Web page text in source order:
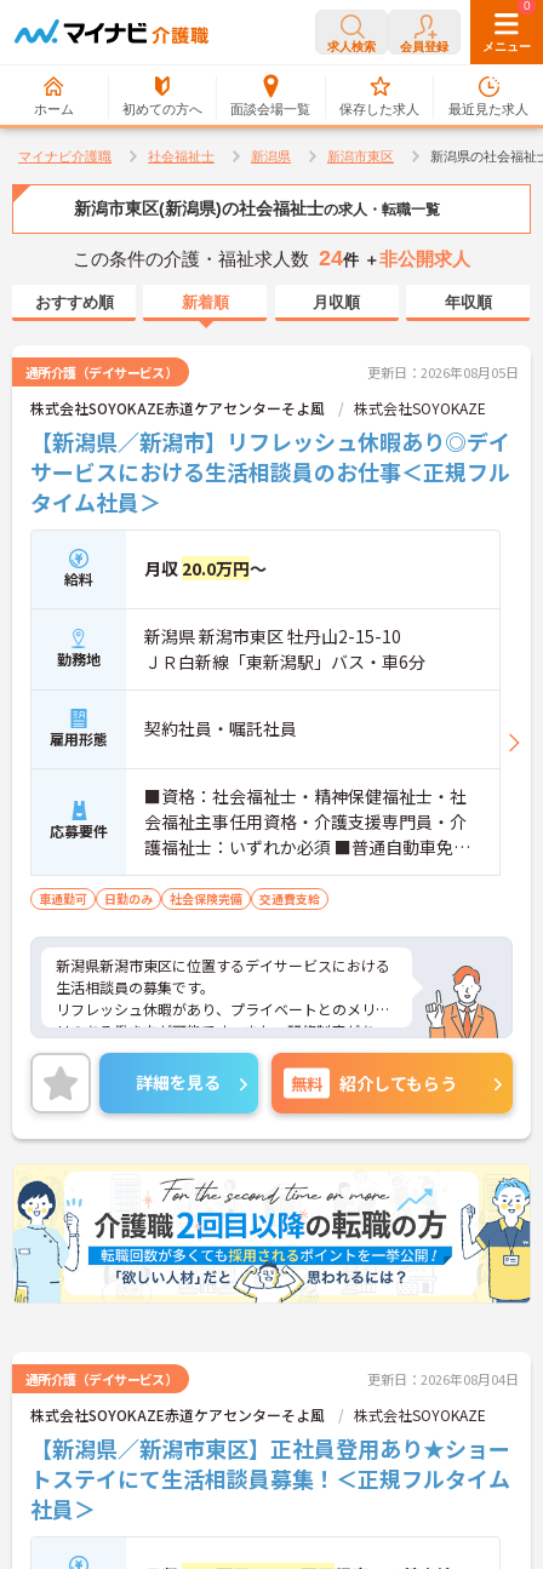
求人検索 会員登録 メニュー
ホーム 初めての方へ 面談会場一覧
0
保存した求人
0
最近見た求人
マイナビ介護職 社会福祉士 新潟県 新潟市東区 新潟県の社会福祉
新潟市東区(新潟県)の社会福祉士の求人・転職一覧
この条件の介護・福祉求人数 24件 ＋非公開求人
おすすめ順 新着順 月収順 年収順
通所介護（デイサービス） 更新日：2026年08月05日
株式会社SOYOKAZE赤道ケアセンターそよ風 株式会社SOYOKAZE
【新潟県／新潟市】リフレッシュ休暇あり◎デイ
サービスにおける生活相談員のお仕事＜正規フル
タイム社員＞
給料 月収 20.0万円～
勤務地
新潟県 新潟市東区 牡丹山2-15-10
ＪＲ白新線「東新潟駅」バス・車6分
雇用形態 契約社員・嘱託社員
応募要件
■資格：社会福祉士・精神保健福祉士・社
会福祉主事任用資格・介護支援専門員・介
護福祉士：いずれか必須 ■普通自動車免
許：必須 ■経験：必須 介護福祉士：3年以
上の介護業務経験が必要です。 ※業務上、
は必須
車通勤可 日勤のみ 社会保険完備 交通費支給
新潟県新潟市東区に位置するデイサービスにおける
生活相談員の募集です。
リフレッシュ休暇があり、プライベートとのメリハ
リのある働き方が可能です。また、研修制度があ
り、働きながらスキルアップが目指せる環境です。
ご興味のある方には、面接対策ポイントなど、さら
に詳細をご案内しますのでお気軽にご相談くださ
い！
詳細を見る 無料 紹介してもらう
通所介護（デイサービス） 更新日：2026年08月04日
株式会社SOYOKAZE赤道ケアセンターそよ風 株式会社SOYOKAZE
【新潟県／新潟市東区】正社員登用あり★ショー
トステイにて生活相談員募集！＜正規フルタイム
社員＞